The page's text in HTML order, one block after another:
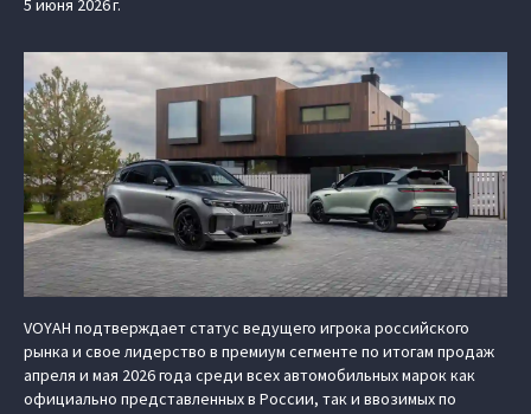
5 июня 2026 г.
VOYAH подтверждает статус ведущего игрока российского
рынка и свое лидерство в премиум сегменте по итогам продаж
апреля и мая 2026 года среди всех автомобильных марок как
официально представленных в России, так и ввозимых по